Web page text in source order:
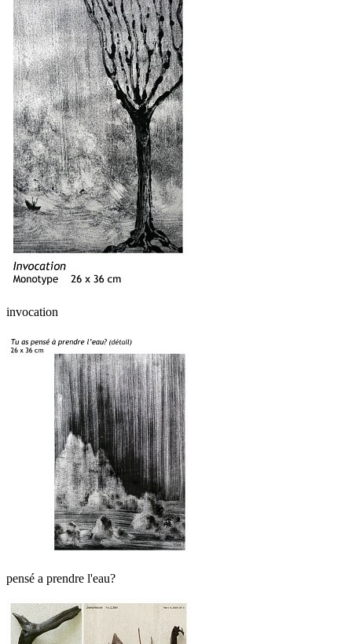
invocation
pensé a prendre l'eau?